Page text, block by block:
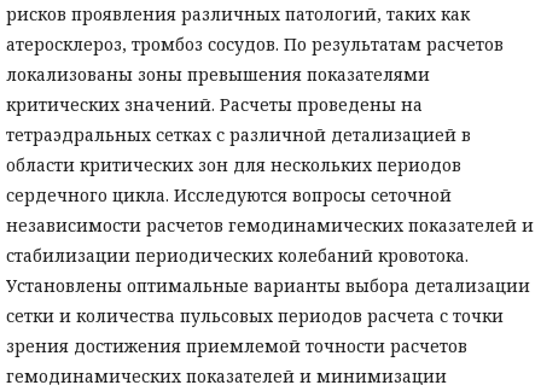
рисков проявления различных патологий, таких как
атеросклероз, тромбоз сосудов. По результатам расчетов
локализованы зоны превышения показателями
критических значений. Расчеты проведены на
тетраэдральных сетках с различной детализацией в
области критических зон для нескольких периодов
сердечного цикла. Исследуются вопросы сеточной
независимости расчетов гемодинамических показателей и
стабилизации периодических колебаний кровотока.
Установлены оптимальные варианты выбора детализации
сетки и количества пульсовых периодов расчета с точки
зрения достижения приемлемой точности расчетов
гемодинамических показателей и минимизации